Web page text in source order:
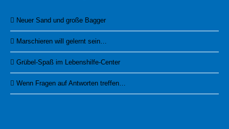
Neuer Sand und große Bagger
Marschieren will gelernt sein…
Grübel-Spaß im Lebenshilfe-Center
Wenn Fragen auf Antworten treffen…